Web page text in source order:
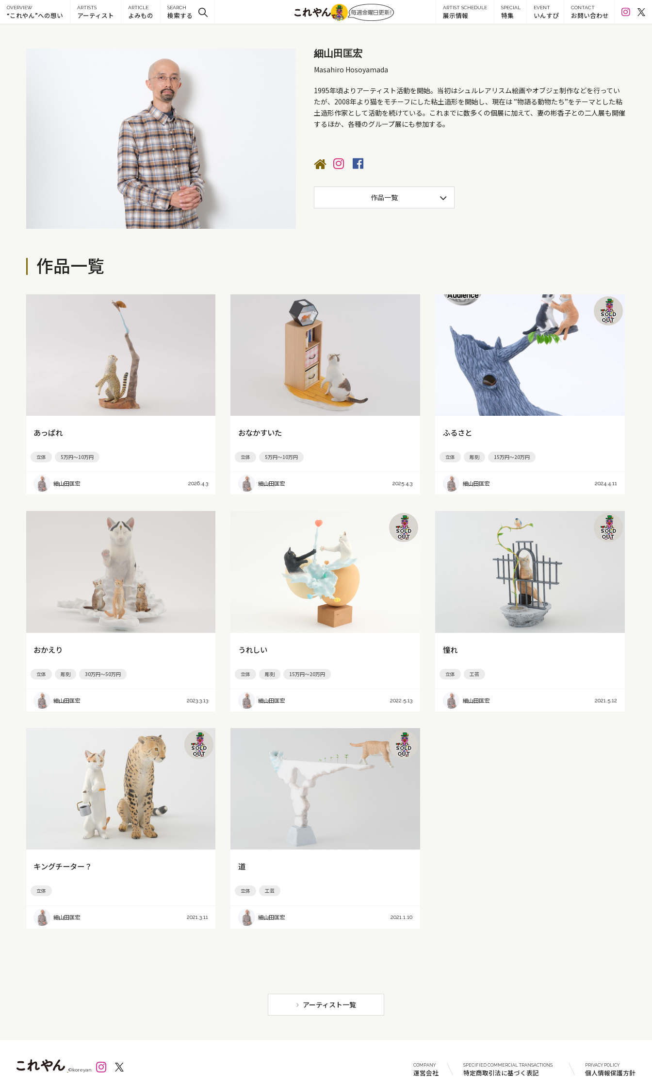
OVERVIEW
“これやん”への想い
ARTISTS
アーティスト
ARTICLE
よみもの
SEARCH
検索する
ARTIST SCHEDULE
展示情報
SPECIAL
特集
EVENT
いんすぴ
CONTACT
お問い合わせ
細山田匡宏
Masahiro Hosoyamada
1995年頃よりアーティスト活動を開始。当初はシュルレアリスム絵画やオブジェ制作などを行ってい
たが、2008年より猫をモチーフにした粘土造形を開始し、現在は ”物語る動物たち”をテーマとした粘
土造形作家として活動を続けている。これまでに数多くの個展に加えて、妻の彬香子との二人展も開催
するほか、各種のグループ展にも参加する。
作品一覧
作品一覧
あっぱれ
立体 5万円～10万円
細山田匡宏 2026.4.3
おなかすいた
立体 5万円～10万円
細山田匡宏 2025.4.3
SOLD
OUT
ふるさと
立体 彫刻 15万円～20万円
細山田匡宏 2024.4.11
おかえり
立体 彫刻 30万円～50万円
細山田匡宏 2023.3.13
SOLD
OUT
うれしい
立体 彫刻 15万円～20万円
細山田匡宏 2022.5.13
SOLD
OUT
憧れ
立体 工芸
細山田匡宏 2021.5.12
SOLD
OUT
キングチーター？
立体
細山田匡宏 2021.3.11
SOLD
OUT
道
立体 工芸
細山田匡宏 2021.1.10
アーティスト一覧
©koreyan
COMPANY
運営会社
SPECIFIED COMMERCIAL TRANSACTIONS
特定商取引法に基づく表記
PRIVACY POLICY
個人情報保護方針